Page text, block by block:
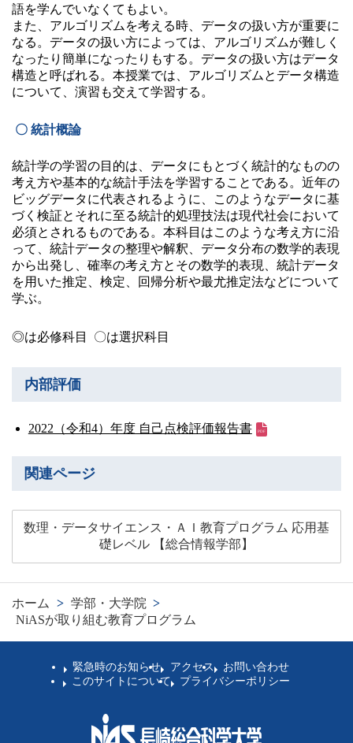
語を学んでいなくてもよい。
また、アルゴリズムを考える時、データの扱い方が重要に
なる。データの扱い方によっては、アルゴリズムが難しく
なったり簡単になったりもする。データの扱い方はデータ
構造と呼ばれる。本授業では、アルゴリズムとデータ構造
について、演習も交えて学習する。
〇 統計概論
統計学の学習の目的は、データにもとづく統計的なものの
考え方や基本的な統計手法を学習することである。近年の
ビッグデータに代表されるように、このようなデータに基
づく検証とそれに至る統計的処理技法は現代社会において
必須とされるものである。本科目はこのような考え方に沿
って、統計データの整理や解釈、データ分布の数学的表現
から出発し、確率の考え方とその数学的表現、統計データ
を用いた推定、検定、回帰分析や最尤推定法などについて
学ぶ。
◎は必修科目 〇は選択科目
内部評価
2022（令和4）年度 自己点検評価報告書
関連ページ
数理・データサイエンス・ＡＩ教育プログラム 応用基
礎レベル 【総合情報学部】
ホーム > 学部・大学院 >
NiASが取り組む教育プログラム
緊急時のお知らせ アクセス
お問い合わせ
このサイトについて
プライバシーポリシー